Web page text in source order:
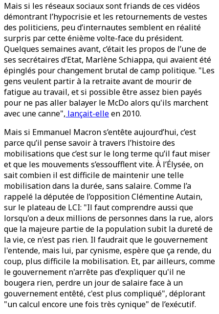
Mais si les réseaux sociaux sont friands de ces vidéos
démontrant l’hypocrisie et les retournements de vestes
des politiciens, peu d’internautes semblent en réalité
surpris par cette énième volte-face du président.
Quelques semaines avant, c’était les propos de l’une de
ses secrétaires d’Etat, Marlène Schiappa, qui avaient été
épinglés pour changement brutal de camp politique. "Les
gens veulent partir à la retraite avant de mourir de
fatigue au travail, et si possible être assez bien payés
pour ne pas aller balayer le McDo alors qu'ils marchent
avec une canne", lançait-elleen 2010.
Mais si Emmanuel Macron s’entête aujourd’hui, c’est
parce qu’il pense savoir à travers l’histoire des
mobilisations que c’est sur le long terme qu’il faut miser
et que les mouvements s’essoufflent vite. À l’Élysée, on
sait combien il est difficile de maintenir une telle
mobilisation dans la durée, sans salaire. Comme l’a
rappelé la députée de l’opposition Clémentine Autain,
sur le plateau de LCI: "Il faut comprendre aussi que
lorsqu'on a deux millions de personnes dans la rue, alors
que la majeure partie de la population subit la dureté de
la vie, ce n'est pas rien. Il faudrait que le gouvernement
l'entende, mais lui, par cynisme, espère que ça rende, du
coup, plus difficile la mobilisation. Et, par ailleurs, comme
le gouvernement n'arrête pas d'expliquer qu'il ne
bougera rien, perdre un jour de salaire face à un
gouvernement entêté, c'est plus compliqué", déplorant
"un calcul encore une fois très cynique" de l’exécutif.